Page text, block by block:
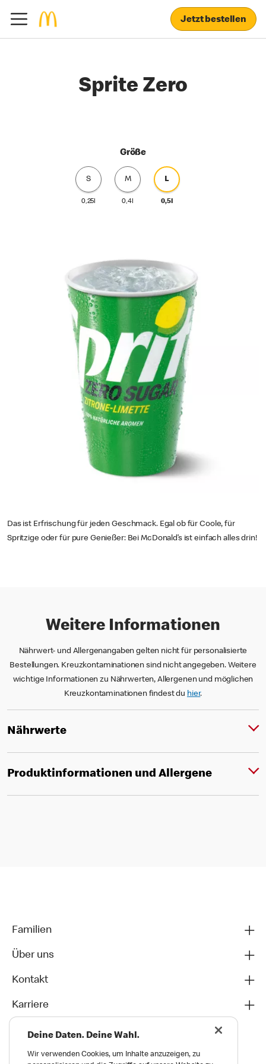
Jetzt bestellen
Sprite Zero
Größe
S
0,25l
M
0,4l
L
0,5l
Das ist Erfrischung für jeden Geschmack. Egal ob für Coole, für
Spritzige oder für pure Genießer: Bei McDonald’s ist einfach alles drin!
Weitere Informationen
Nährwert- und Allergenangaben gelten nicht für personalisierte
Bestellungen. Kreuzkontaminationen sind nicht angegeben. Weitere
wichtige Informationen zu Nährwerten, Allergenen und möglichen
Kreuzkontaminationen findest du hier.
Nährwerte
Produktinformationen und Allergene
Familien
Über uns
Kontakt
Karriere
Deine Daten. Deine Wahl.
Wir verwenden Cookies, um Inhalte anzuzeigen, zu